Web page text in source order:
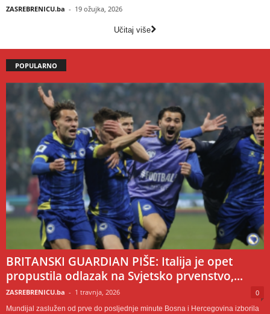
ZASREBRENICU.ba - 19 ožujka, 2026
Učitaj više
POPULARNO
BRITANSKI GUARDIAN PIŠE: Italija je opet
propustila odlazak na Svjetsko prvenstvo,...
ZASREBRENICU.ba - 1 travnja, 2026 0
Mundijal zaslužen od prve do posljednje minute Bosna i Hercegovina izborila